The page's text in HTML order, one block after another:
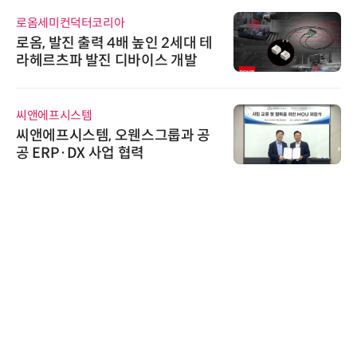
터코리아
출력 4배 높인 2세대 테
발진 디바이스 개발
템
스템, 오웬스그룹과 공
사업 협력
슈퍼솔루션
슈퍼솔루
ooling
노보센스
노보센스,
난제 극복
기